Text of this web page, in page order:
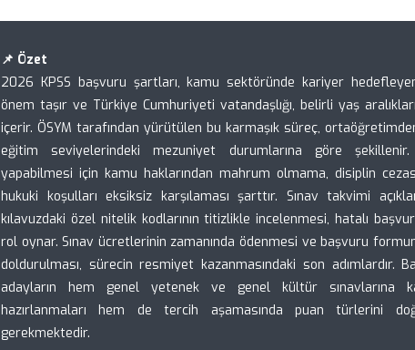
📌 Özet
2026 KPSS başvuru şartları, kamu sektöründe kariyer
önem taşır ve Türkiye Cumhuriyeti vatandaşlığı, belirli yaş
içerir. ÖSYM tarafından yürütülen bu karmaşık süreç,
eğitim seviyelerindeki mezuniyet durumlarına göre
yapabilmesi için kamu haklarından mahrum olmama, disiplin
hukuki koşulları eksiksiz karşılaması şarttır. Sınav takvimi
kılavuzdaki özel nitelik kodlarının titizlikle incelenmesi, hatalı
rol oynar. Sınav ücretlerinin zamanında ödenmesi ve başvuru
doldurulması, sürecin resmiyet kazanmasındaki son adımlardır.
adayların hem genel yetenek ve genel kültür sınavlarına
hazırlanmaları hem de tercih aşamasında puan türlerini
gerekmektedir.